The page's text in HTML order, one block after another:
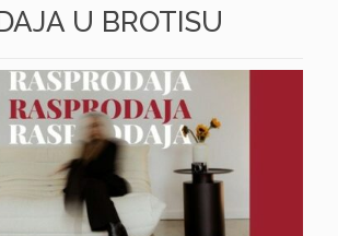
U BROTISU